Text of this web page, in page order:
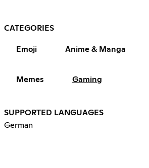
CATEGORIES
Emoji Anime & Manga
Memes Gaming
SUPPORTED LANGUAGES
German